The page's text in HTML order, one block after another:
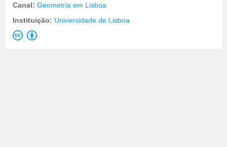
Canal: Geometria em Lisboa
Instituição: Universidade de Lisboa